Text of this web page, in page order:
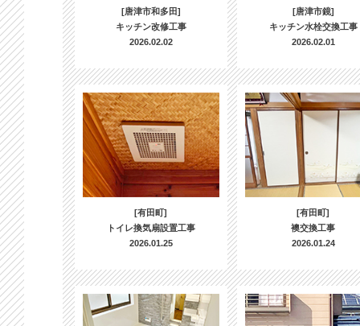
[唐津市和多田]
キッチン改修工事
2026.02.02
[唐津市鏡]
キッチン水栓交換工事
2026.02.01
[有田町]
トイレ換気扇設置工事
2026.01.25
[有田町]
襖交換工事
2026.01.24